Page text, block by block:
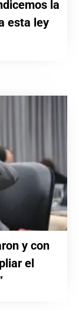
la
esta ley
y con
el